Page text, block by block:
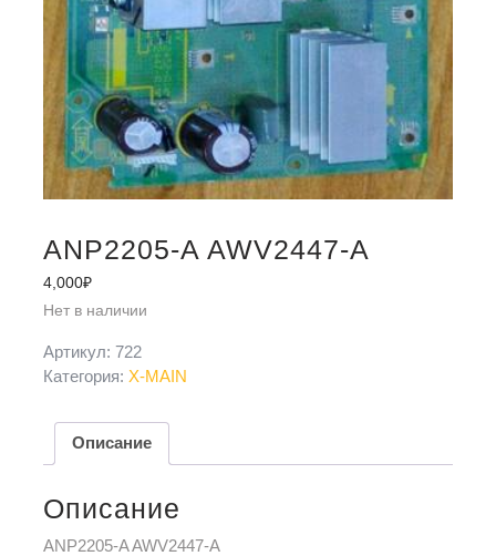
ANP2205-A AWV2447-A
4,000₽
Нет в наличии
Артикул: 722
Категория: X-MAIN
Описание
Описание
ANP2205-A AWV2447-A